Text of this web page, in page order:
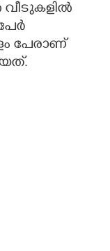
പേരാണ്